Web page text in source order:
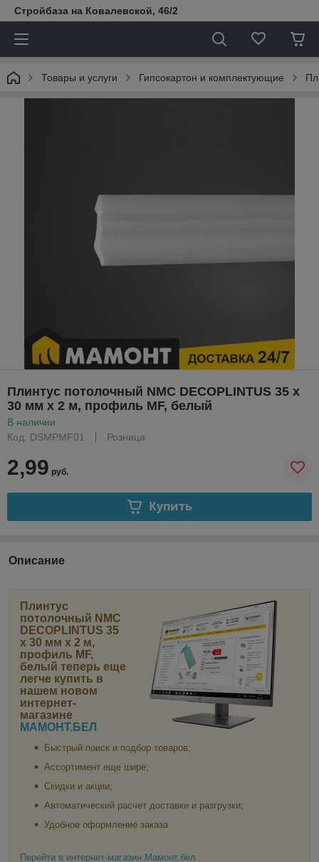
Стройбаза на Ковалевской, 46/2
Товары и услуги Гипсокартон и комплектующие
Плинтус потолочный NMC DECOPLINTUS 35 х
30 мм х 2 м, профиль MF, белый
В наличии
Код: DSMPMF01
Розница
2,99 руб.
Купить
Описание
Плинтус
потолочный NMC
DECOPLINTUS 35
х 30 мм х 2 м,
профиль MF,
белый теперь еще
легче купить в
нашем новом
интернет-
магазине
МАМОНТ.БЕЛ
Быстрый поиск и подбор товаров;
Ассортимент еще шире;
Скидки и акции;
Автоматический расчет доставки и разгрузки;
Удобное оформление заказа
Перейти в интернет-магазин Мамонт.бел